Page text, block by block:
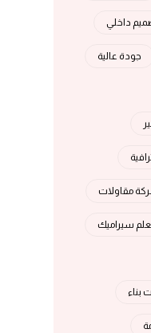
داخلي
جودة عالية
مقاولات
سيراميك
بناء